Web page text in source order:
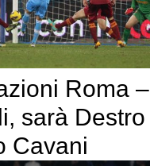
Roma –
sarà Destro
Cavani